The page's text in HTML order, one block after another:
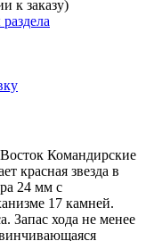
к заказу)
Командирские
красная звезда в
24 мм с
17 камней.
Запас хода не менее